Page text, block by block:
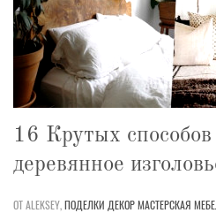
16 Крутых способов
деревянное
ОТ ALEKSEY,ПОДЕЛКИ ДЕКОРМАСТЕРСКАЯ